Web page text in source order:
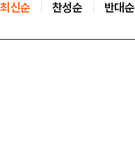
최신순 찬성순 반대순